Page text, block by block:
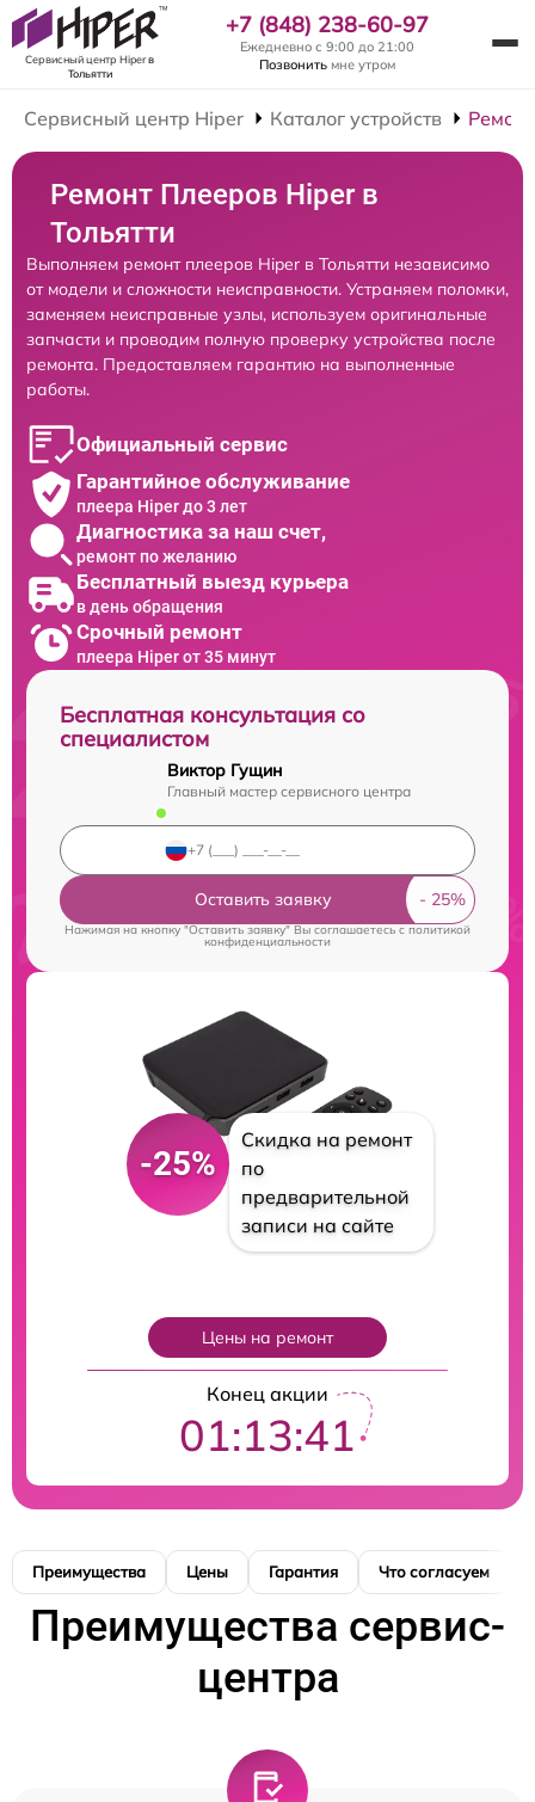
Сервисный центр Hiperв
Тольятти
+7 (848) 238-60-97
Ежедневно с 9:00 до 21:00
Позвонить мне утром
Сервисный центр Hiper Каталог устройств
Ремонт Плееров Hiper в
Тольятти
Выполняем ремонт плееров Hiper в Тольятти независимо
от модели и сложности неисправности. Устраняем поломки,
заменяем неисправные узлы, используем оригинальные
запчасти и проводим полную проверку устройства после
ремонта. Предоставляем гарантию на выполненные
работы.
Официальный сервис
Гарантийное обслуживание
плеера Hiper до 3 лет
Диагностика за наш счет,
ремонт по желанию
Бесплатный выезд курьера
в день обращения
Срочный ремонт
плеера Hiper от 35 минут
Бесплатная консультация со
специалистом
Виктор Гущин
Главный мастер сервисного центра
Оставить заявку
Нажимая на кнопку "Оставить заявку" Вы соглашаетесь cполитикой
конфиденциальности
-25%
Скидка на ремонт
по
предварительной
записи на сайте
Цены на ремонт
Конец акции
01:13:40
Преимущества Цены Гарантия Что согласуем
Преимущества сервис-
центра